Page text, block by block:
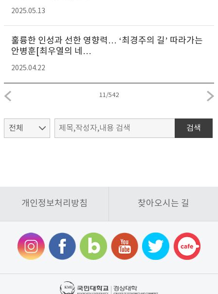
2025.05.13
훌륭한 인성과 선한 영향력… ‘최경주의 길’ 따라가는
안병훈[최우열의 네…
2025.04.22
11/542
검색
개인정보처리방침 찾아오시는 길